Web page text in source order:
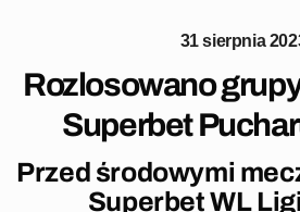
31 sierpnia
Rozlosowano
Superbet
Przed środowymi
Superbet WL